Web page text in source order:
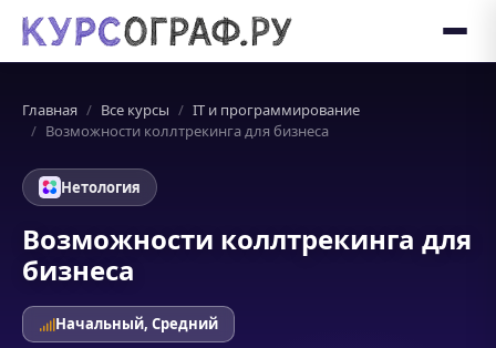
Главная Все курсы
IT и программирование
Возможности коллтрекинга для бизнеса
Нетология
Возможности коллтрекинга для
бизнеса
Начальный, Средний